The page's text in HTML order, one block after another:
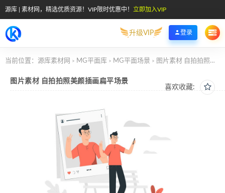
源库 | 素材网，精选优质资源！VIP限时优惠中！ 立即加入VIP
升级VIP 登录
当前位置： 源库素材网 > MG平面库 > MG平面场景 > 图片素材 自拍拍照美颜插画扁平场景
喜欢收藏:
图片素材 自拍拍照美颜插画扁平场景